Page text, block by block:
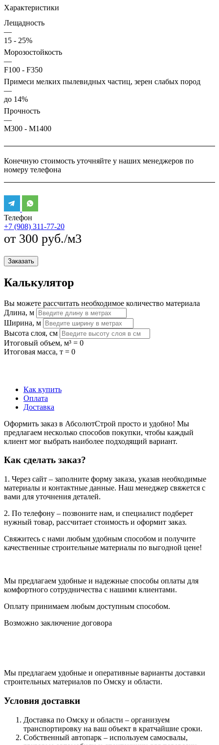
Характеристики
Лещадность
—
15 - 25%
Морозостойкость
—
F100 - F350
Примеси мелких пылевидных частиц, зерен слабых пород
—
до 14%
Прочность
—
М300 - М1400
Конечную стоимость уточняйте у наших менеджеров по
номеру телефона
Телефон
+7 (908) 311-77-20
от 300 руб./м3
Заказать
Калькулятор
Вы можете рассчитать необходимое количество материала
Длина, м
Ширина, м
Высота слоя, см
Итоговый объем, м³ = 0
Итоговая масса, т = 0
Как купить
Оплата
Доставка
Оформить заказ в АбсолютСтрой просто и удобно! Мы
предлагаем несколько способов покупки, чтобы каждый
клиент мог выбрать наиболее подходящий вариант.
Как сделать заказ?
1. Через сайт – заполните форму заказа, указав необходимые
материалы и контактные данные. Наш менеджер свяжется с
вами для уточнения деталей.
2. По телефону – позвоните нам, и специалист подберет
нужный товар, рассчитает стоимость и оформит заказ.
Свяжитесь с нами любым удобным способом и получите
качественные строительные материалы по выгодной цене!
Мы предлагаем удобные и надежные способы оплаты для
комфортного сотрудничества с нашими клиентами.
Оплату принимаем любым доступным способом.
Возможно заключение договора
Мы предлагаем удобные и оперативные варианты доставки
строительных материалов по Омску и области.
Условия доставки
Доставка по Омску и области – организуем
транспортировку на ваш объект в кратчайшие сроки.
Собственный автопарк – используем самосвалы,